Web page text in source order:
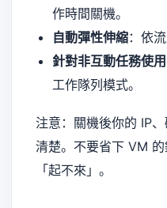
作時間關機。
自動彈性伸縮：依流
針對非互動任務使
工作隊列模式。
注意：關機後你的 IP
清楚。不要省下 VM
「起不來」。